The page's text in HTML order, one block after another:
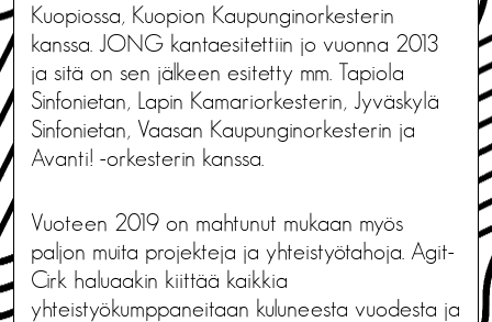
Kuopiossa, Kuopion Kaupunginorkesterin
kanssa. JONG kantaesitettiin jo vuonna 2013
ja sitä on sen jälkeen esitetty mm. Tapiola
Sinfonietan, Lapin Kamariorkesterin, Jyväskylä
Sinfonietan, Vaasan Kaupunginorkesterin ja
Avanti! -orkesterin kanssa.
Vuoteen 2019 on mahtunut mukaan myös
paljon muita projekteja ja yhteistyötahoja. Agit-
Cirk haluaakin kiittää kaikkia
yhteistyökumppaneitaan kuluneesta vuodesta ja